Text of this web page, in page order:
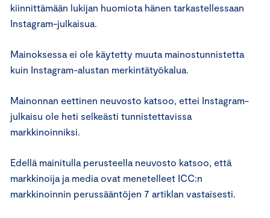
kiinnittämään lukijan huomiota hänen tarkastellessaan
Instagram-julkaisua.
Mainoksessa ei ole käytetty muuta mainostunnistetta
kuin Instagram-alustan merkintätyökalua.
Mainonnan eettinen neuvosto katsoo, ettei Instagram-
julkaisu ole heti selkeästi tunnistettavissa
markkinoinniksi.
Edellä mainitulla perusteella neuvosto katsoo, että
markkinoija ja media ovat menetelleet ICC:n
markkinoinnin perussääntöjen 7 artiklan vastaisesti.